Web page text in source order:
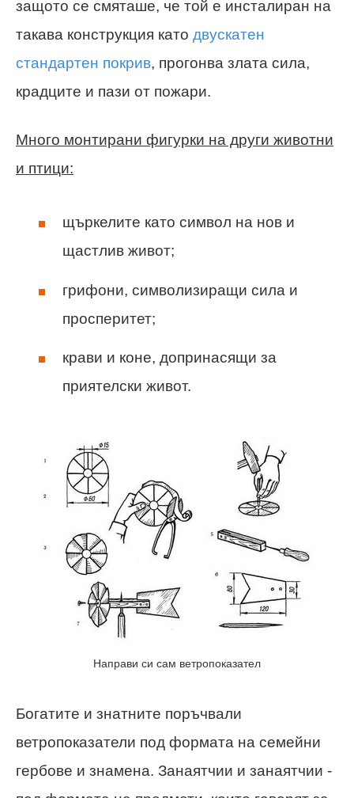
защото се смяташе, че той е инсталиран на
такава конструкция като двускатен
стандартен покрив, прогонва злата сила,
крадците и пази от пожари.
Много монтирани фигурки на други животни
и птици:
щъркелите като символ на нов и
щастлив живот;
грифони, символизиращи сила и
просперитет;
крави и коне, допринасящи за
приятелски живот.
Направи си сам ветропоказател
Богатите и знатните поръчвали
ветропоказатели под формата на семейни
гербове и знамена. Занаятчии и занаятчии -